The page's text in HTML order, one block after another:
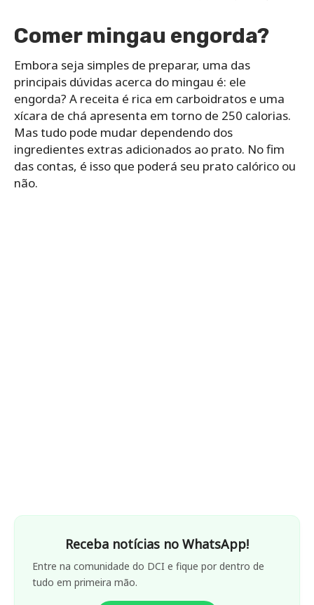
Comer mingau engorda?
Embora seja simples de preparar, uma das
principais dúvidas acerca do mingau é: ele
engorda? A receita é rica em carboidratos e uma
xícara de chá apresenta em torno de 250 calorias.
Mas tudo pode mudar dependendo dos
ingredientes extras adicionados ao prato. No fim
das contas, é isso que poderá seu prato calórico ou
não.
Receba notícias no WhatsApp!
Entre na comunidade do DCI e fique por dentro de
tudo em primeira mão.